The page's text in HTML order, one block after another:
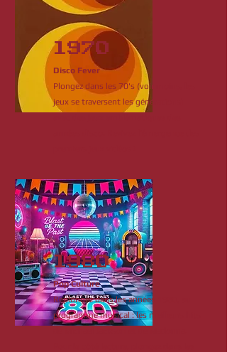
1970
Disco Fever
Plongez dans les 70's (voir moins, les
jeux se traversent les générations)
1980
Pop Culture
Replongez dans les années 1980, au
programme musical : les meilleurs hits